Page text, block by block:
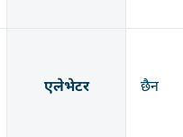
एलेभेटर छैन